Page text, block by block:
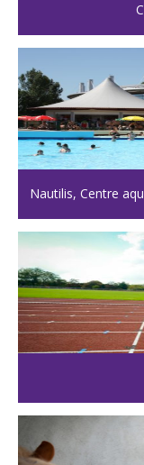
Nautilis, Centre